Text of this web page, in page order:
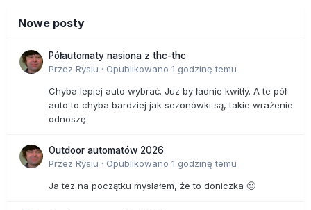
Nowe posty
Półautomaty nasiona z thc-thc
Przez Rysiu · Opublikowano 1 godzinę temu
Chyba lepiej auto wybrać. Juz by ładnie kwitły. A te pół
auto to chyba bardziej jak sezonówki są, takie wrażenie
odnoszę.
Outdoor automatów 2026
Przez Rysiu · Opublikowano 1 godzinę temu
Ja tez na początku myslałem, że to doniczka 🙂